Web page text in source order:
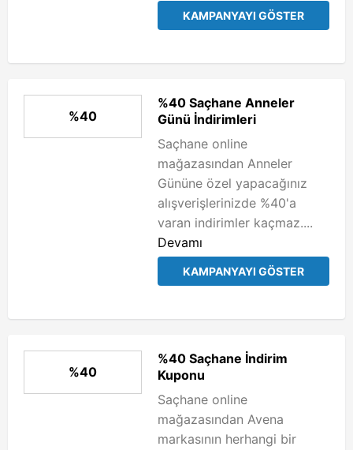
KAMPANYAYI GÖSTER
%40
%40 Saçhane Anneler
Günü İndirimleri
Saçhane online
mağazasından Anneler
Gününe özel yapacağınız
alışverişlerinizde %40'a
varan indirimler kaçmaz....
Devamı
KAMPANYAYI GÖSTER
%40
%40 Saçhane İndirim
Kuponu
Saçhane online
mağazasından Avena
markasının herhangi bir